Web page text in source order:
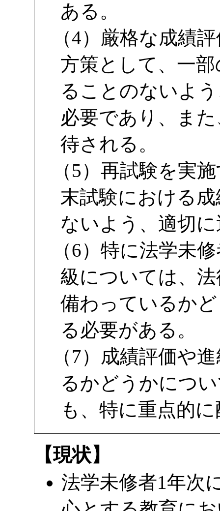
ある。
（4）厳格な成績
方策として、一
ることのないよ
必要であり、ま
待される。
（5）再試験を実
末試験における
ないよう、適切
（6）特に法学未
級については、
備わっているか
る必要がある。
（7）成績評価や
るかどうかにつ
も、特に重点的
【現状】
法学未修者1年次